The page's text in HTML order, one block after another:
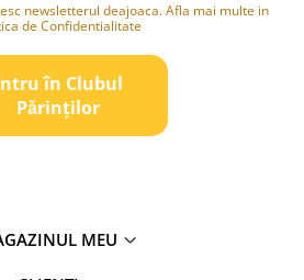
newsletterul deajoaca. Afla mai multe in
de Confidentialitate
în Clubul
Pǎrinților
MEU